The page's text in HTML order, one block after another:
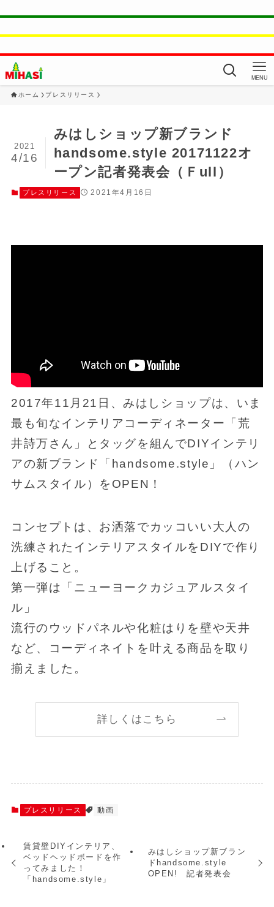
MENU
ホーム プレスリリース
みはしショップ新ブランド
handsome.style 20171122オ
ープン記者発表会（Ｆull）
2021
4/16
プレスリリース 2021年4月16日
2017年11月21日、みはしショップは、いま
最も旬なインテリアコーディネーター「荒
井詩万さん」とタッグを組んでDIYインテリ
アの新ブランド「handsome.style」（ハン
サムスタイル）をOPEN！
コンセプトは、お洒落でカッコいい大人の
洗練されたインテリアスタイルをDIYで作り
上げること。
第一弾は「ニューヨークカジュアルスタイ
ル」
流行のウッドパネルや化粧はりを壁や天井
など、コーディネイトを叶える商品を取り
揃えました。
詳しくはこちら
プレスリリース 動画
賃貸壁DIYインテリア、
ベッドヘッドボードを作
ってみました！
「handsome.style」
みはしショップ新ブラン
ドhandsome.style
OPEN! 記者発表会